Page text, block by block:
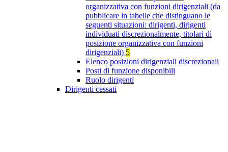
organizzativa con funzioni dirigenziali (da
pubblicare in tabelle che distinguano le
seguenti situazioni: dirigenti, dirigenti
individuati discrezionalmente, titolari di
posizione organizzativa con funzioni
dirigenziali) 5
Elenco posizioni dirigenziali discrezionali
Posti di funzione disponibili
Ruolo dirigenti
Dirigenti cessati